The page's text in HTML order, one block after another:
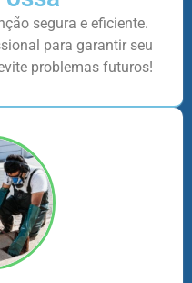
segura e eficiente.
para garantir seu
problemas futuros!